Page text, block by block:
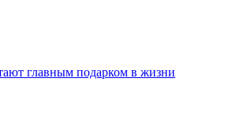
главным подарком в жизни